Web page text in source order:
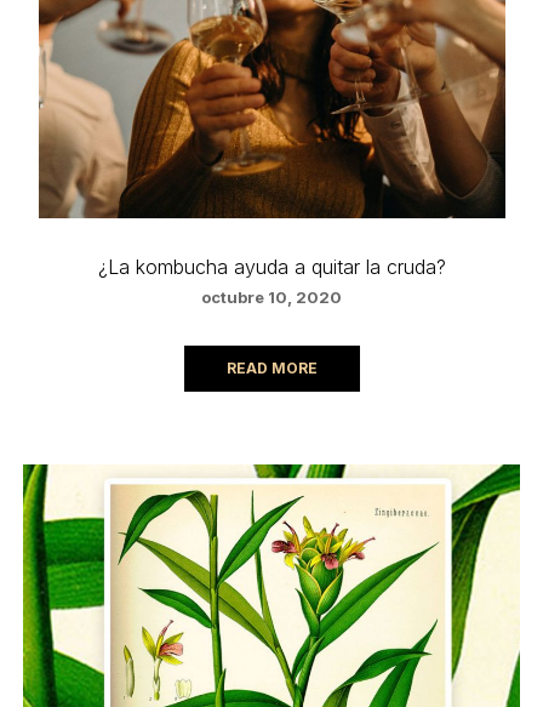
¿La kombucha ayuda a quitar la cruda?
octubre 10, 2020
READ MORE